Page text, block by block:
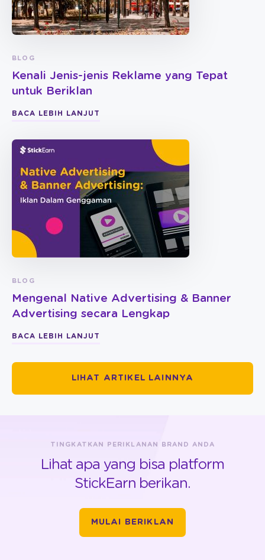
BLOG
Kenali Jenis-jenis Reklame yang Tepat
untuk Beriklan
BACA LEBIH LANJUT
BLOG
Mengenal Native Advertising & Banner
Advertising secara Lengkap
BACA LEBIH LANJUT
LIHAT ARTIKEL LAINNYA
TINGKATKAN PERIKLANAN BRAND ANDA
Lihat apa yang bisa platform
StickEarn berikan.
MULAI BERIKLAN